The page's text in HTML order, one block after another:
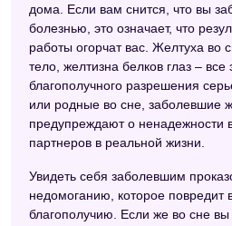
дома. Если вам снится, что вы
болезнью, это означает, что
работы огорчат вас. Желтуха во
тело, желтизна белков глаз – все
благополучного разрешения
или родные во сне, заболевшие
предупреждают о ненадежности
партнеров в реальной жизни.
Увидеть себя заболевшим
недомоганию, которое
благополучию. Если же во сне